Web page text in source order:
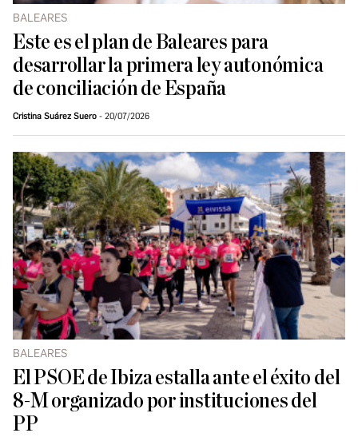
BALEARES
Este es el plan de Baleares para
desarrollar la primera ley autonómica
de conciliación de España
Cristina Suárez Suero 20/07/2026
BALEARES
El PSOE de Ibiza estalla ante el éxito del
8-M organizado por instituciones del
PP